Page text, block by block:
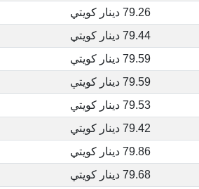
79.26 دينار كويتي
79.44 دينار كويتي
79.59 دينار كويتي
79.59 دينار كويتي
79.53 دينار كويتي
79.42 دينار كويتي
79.86 دينار كويتي
79.68 دينار كويتي